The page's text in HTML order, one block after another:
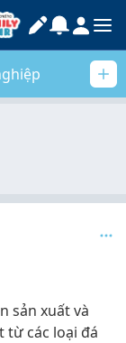
sản xuất và
từ các loại đá